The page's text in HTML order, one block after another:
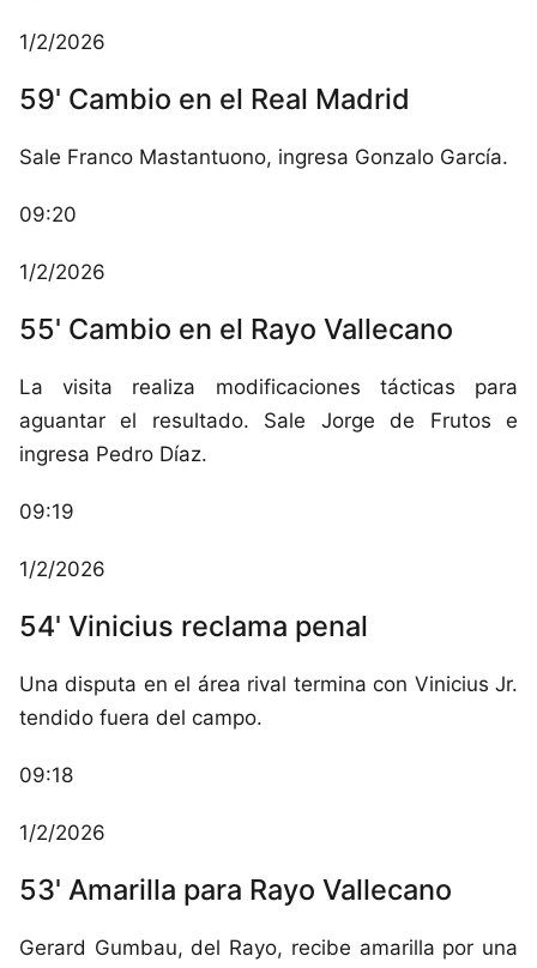
1/2/2026
59' Cambio en el Real Madrid
Sale Franco Mastantuono, ingresa Gonzalo García.
09:20
1/2/2026
55' Cambio en el Rayo Vallecano
La visita realiza modificaciones tácticas para
aguantar el resultado. Sale Jorge de Frutos e
ingresa Pedro Díaz.
09:19
1/2/2026
54' Vinicius reclama penal
Una disputa en el área rival termina con Vinicius Jr.
tendido fuera del campo.
09:18
1/2/2026
53' Amarilla para Rayo Vallecano
Gerard Gumbau, del Rayo, recibe amarilla por una